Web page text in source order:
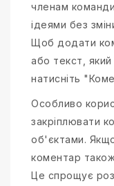
членам команди
ідеями без
Щоб додати
або текст,
натисніть
Особливо
закріплювати
об'єктами.
коментар
Це спрощує